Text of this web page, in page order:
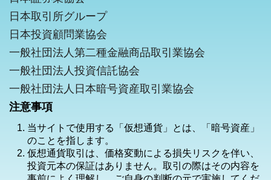
日本取引所グループ
日本投資顧問業協会
一般社団法人第二種金融商品取引業協会
一般社団法人投資信託協会
一般社団法人日本暗号資産取引業協会
注意事項
当サイトで使用する「仮想通貨」とは、「暗号資産」
のことを指します。
仮想通貨取引は、価格変動による損失リスクを伴い、
投資元本の保証はありません。取引の際はその内容を